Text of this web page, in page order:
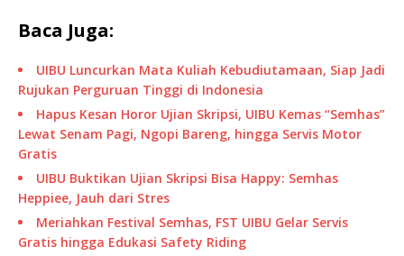
Baca Juga:
UIBU Luncurkan Mata Kuliah Kebudiutamaan, Siap Jadi
Rujukan Perguruan Tinggi di Indonesia
Hapus Kesan Horor Ujian Skripsi, UIBU Kemas “Semhas”
Lewat Senam Pagi, Ngopi Bareng, hingga Servis Motor
Gratis
UIBU Buktikan Ujian Skripsi Bisa Happy: Semhas
Heppiee, Jauh dari Stres
Meriahkan Festival Semhas, FST UIBU Gelar Servis
Gratis hingga Edukasi Safety Riding